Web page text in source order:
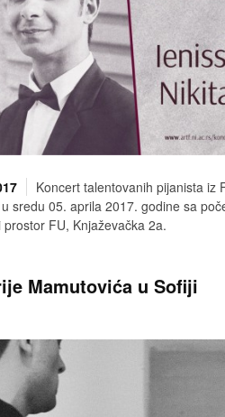
Koncert talentovanih pijanista iz
sredu 05. aprila 2017. godine sa
FU, Knjaževačka 2a.
Mamutovića u Sofiji